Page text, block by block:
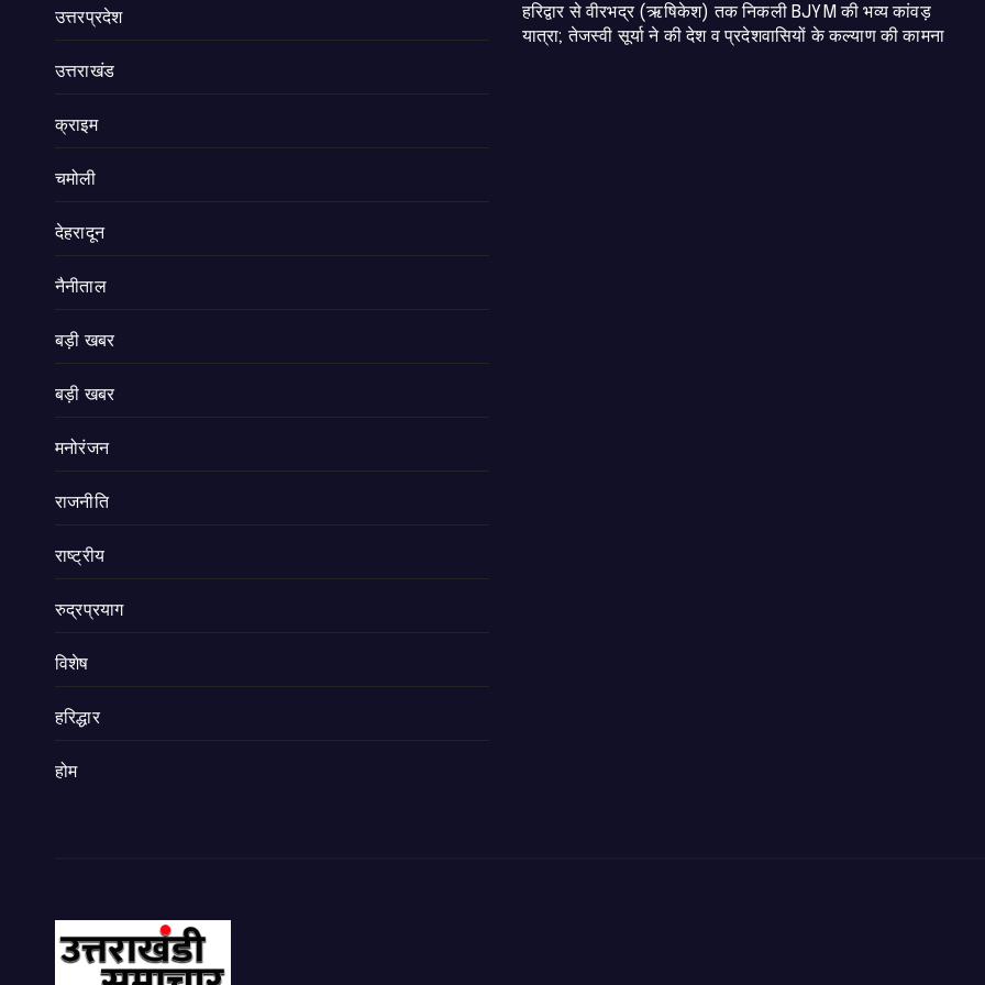
उत्तरप्रदेश
उत्तराखंड
क्राइम
चमोली
देहरादून
नैनीताल
बड़ी खबर
बड़ी खबर
मनोरंजन
राजनीति
राष्ट्रीय
रुद्रप्रयाग
विशेष
हरिद्धार
होम
​हरिद्वार से वीरभद्र (ऋषिकेश) तक निकली BJYM की भव्य कांवड़
यात्रा; तेजस्वी सूर्या ने की देश व प्रदेशवासियों के कल्याण की कामना